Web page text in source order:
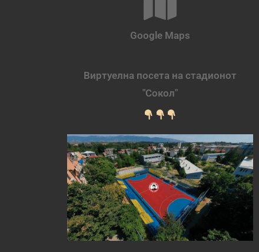
Google Maps
Виртуелна посета на стадионот
"Сокол"